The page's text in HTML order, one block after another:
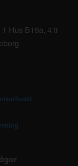
Hus B19a, 4 tr